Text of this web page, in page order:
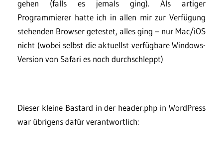
gehen (falls es jemals ging). Als artiger
Programmierer hatte ich in allen mir zur Verfügung
stehenden Browser getestet, alles ging – nur Mac/iOS
nicht (wobei selbst die aktuellst verfügbare Windows-
Version von Safari es noch durchschleppt)
Dieser kleine Bastard in der header.php in WordPress
war übrigens dafür verantwortlich: